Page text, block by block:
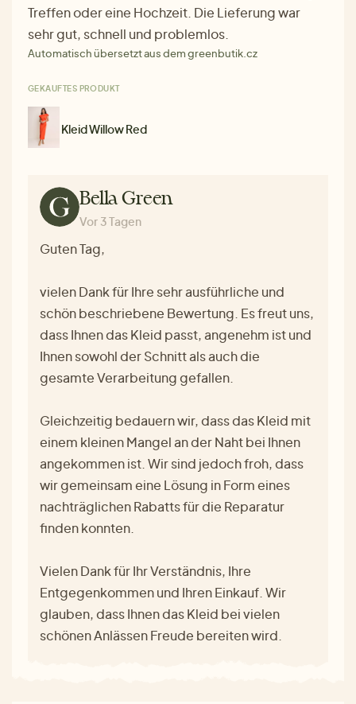
Treffen oder eine Hochzeit. Die Lieferung war
sehr gut, schnell und problemlos.
Automatisch übersetzt aus dem greenbutik.cz
GEKAUFTES PRODUKT
Kleid Willow Red
Bella Green
Vor 3 Tagen
Guten Tag,
vielen Dank für Ihre sehr ausführliche und
schön beschriebene Bewertung. Es freut uns,
dass Ihnen das Kleid passt, angenehm ist und
Ihnen sowohl der Schnitt als auch die
gesamte Verarbeitung gefallen.
Gleichzeitig bedauern wir, dass das Kleid mit
einem kleinen Mangel an der Naht bei Ihnen
angekommen ist. Wir sind jedoch froh, dass
wir gemeinsam eine Lösung in Form eines
nachträglichen Rabatts für die Reparatur
finden konnten.
Vielen Dank für Ihr Verständnis, Ihre
Entgegenkommen und Ihren Einkauf. Wir
glauben, dass Ihnen das Kleid bei vielen
schönen Anlässen Freude bereiten wird.